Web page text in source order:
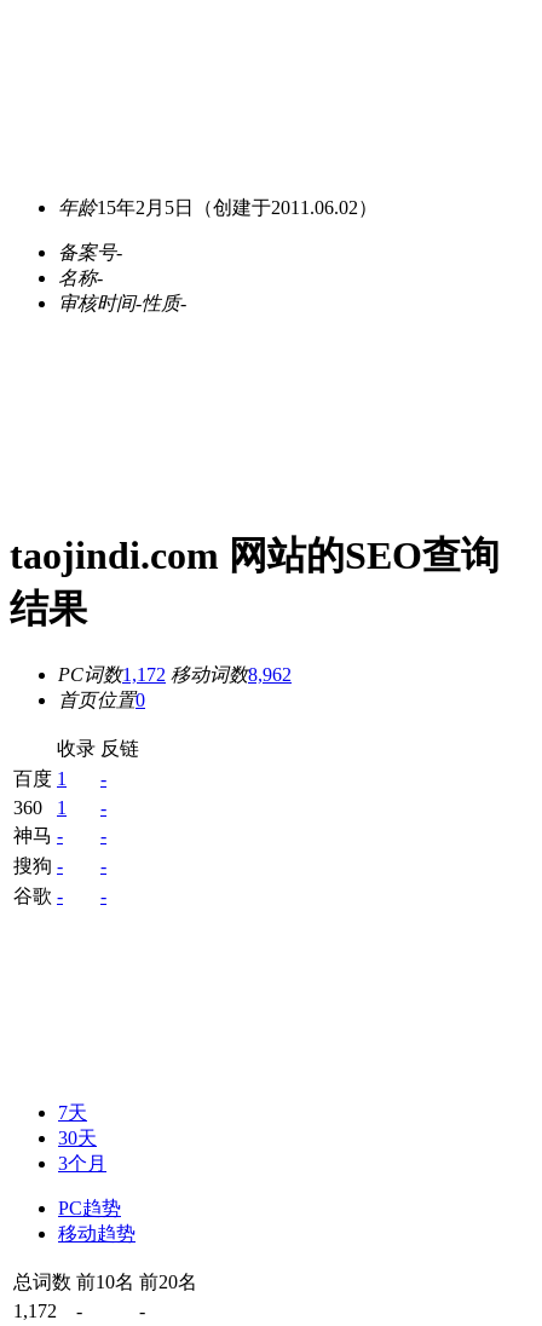
年龄15年2月5日 （创建于2011.06.02）
备案号-
名称-
审核时间-性质-
taojindi.com 网站的SEO查询
结果
PC词数1,172 移动词数8,962
首页位置0
收录 反链
百度 1
-
360
1
-
神马 -
-
搜狗 -
-
谷歌 - -
7天
30天
3个月
PC趋势
移动趋势
总词数 前10名 前20名
1,172
- -